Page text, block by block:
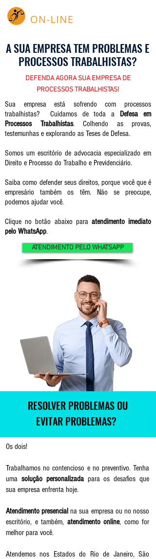
A SUA EMPRESA TEM PROBLEMAS E
PROCESSOS TRABALHISTAS?
DEFENDA AGORA SUA EMPRESA DE
PROCESSOS TRABALHISTAS!
Sua empresa está sofrendo com processos
trabalhistas? Cuidamos de toda a Defesa em
Processos Trabalhistas. Colhendo as provas,
testemunhas e explorando as Teses de Defesa.
Somos um escritório de advocacia especializado em
Direito e Processo do Trabalho e Previdenciário.
Saiba como defender seus direitos, porque você que é
empresário também os têm. Não se preocupe,
podemos ajudar você.
Clique no botão abaixo para atendimento imediato
pelo WhatsApp.
ATENDIMENTO PELO WHATSAPP
RESOLVER PROBLEMAS OU
EVITAR PROBLEMAS?
Os dois!
Trabalhamos no contencioso e no preventivo. Tenha
uma solução personalizadapara os desafios que
sua empresa enfrenta hoje.
Atendimento presencial na sua empresa ou no nosso
escritório, e também, atendimento online, como for
melhor para você.
Atendemos nos Estados do Rio de Janeiro, São